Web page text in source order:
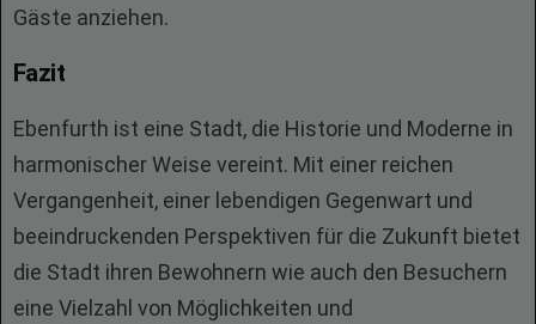
Gäste anziehen.
Fazit
Ebenfurth ist eine Stadt, die Historie und Moderne in
harmonischer Weise vereint. Mit einer reichen
Vergangenheit, einer lebendigen Gegenwart und
beeindruckenden Perspektiven für die Zukunft bietet
die Stadt ihren Bewohnern wie auch den Besuchern
eine Vielzahl von Möglichkeiten und